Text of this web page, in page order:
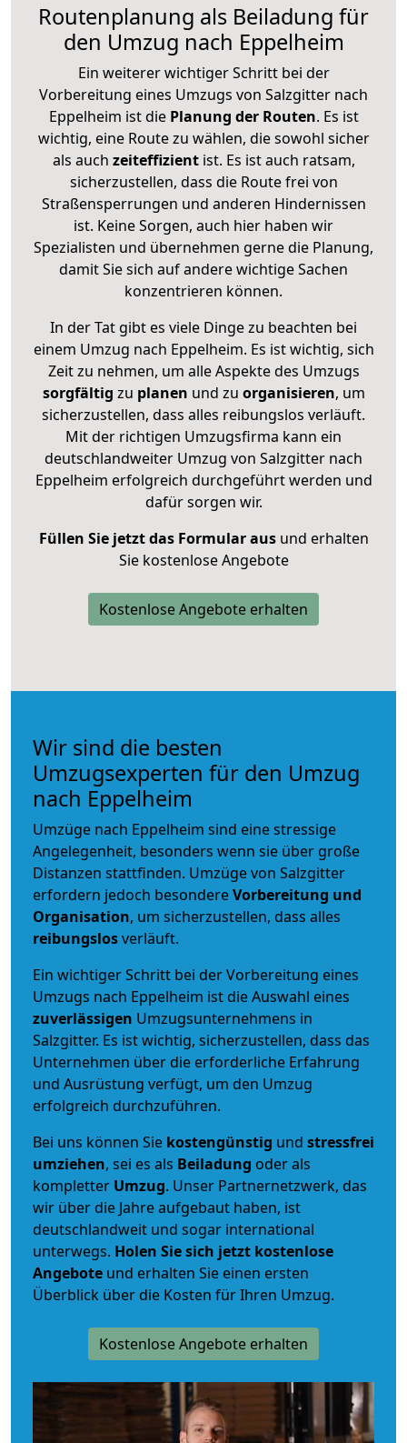
Routenplanung als Beiladung für
den Umzug nach Eppelheim
Ein weiterer wichtiger Schritt bei der
Vorbereitung eines Umzugs von Salzgitter nach
Eppelheim ist diePlanung der Routen. Es ist
wichtig, eine Route zu wählen, die sowohl sicher
als auch zeiteffizientist. Es ist auch ratsam,
sicherzustellen, dass die Route frei von
Straßensperrungen und anderen Hindernissen
ist. Keine Sorgen, auch hier haben wir
Spezialisten und übernehmen gerne die Planung,
damit Sie sich auf andere wichtige Sachen
konzentrieren können.
In der Tat gibt es viele Dinge zu beachten bei
einem Umzug nach Eppelheim. Es ist wichtig, sich
Zeit zu nehmen, um alle Aspekte des Umzugs
sorgfältig zu planen und zu organisieren, um
sicherzustellen, dass alles reibungslos verläuft.
Mit der richtigen Umzugsfirma kann ein
deutschlandweiter Umzug von Salzgitter nach
Eppelheim erfolgreich durchgeführt werden und
dafür sorgen wir.
Füllen Sie jetzt das Formular ausund erhalten
Sie kostenlose Angebote
Kostenlose Angebote erhalten
Wir sind die besten
Umzugsexperten für den Umzug
nach Eppelheim
Umzüge nach Eppelheim sind eine stressige
Angelegenheit, besonders wenn sie über große
Distanzen stattfinden. Umzüge von Salzgitter
erfordern jedoch besondereVorbereitung und
Organisation, um sicherzustellen, dass alles
reibungslosverläuft.
Ein wichtiger Schritt bei der Vorbereitung eines
Umzugs nach Eppelheim ist die Auswahl eines
zuverlässigen Umzugsunternehmens in
Salzgitter. Es ist wichtig, sicherzustellen, dass das
Unternehmen über die erforderliche Erfahrung
und Ausrüstung verfügt, um den Umzug
erfolgreich durchzuführen.
Bei uns können Sie kostengünstig und stressfrei
umziehen, sei es als Beiladung oder als
kompletter Umzug. Unser Partnernetzwerk, das
wir über die Jahre aufgebaut haben, ist
deutschlandweit und sogar international
unterwegs. Holen Sie sich jetzt kostenlose
Angebote und erhalten Sie einen ersten
Überblick über die Kosten für Ihren Umzug.
Kostenlose Angebote erhalten